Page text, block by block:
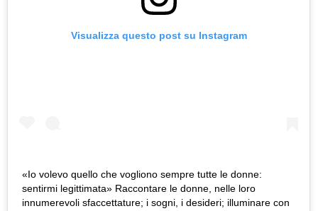
Visualizza questo post su Instagram
«Io volevo quello che vogliono sempre tutte le donne:
sentirmi legittimata» Raccontare le donne, nelle loro
innumerevoli sfaccettature; i sogni, i desideri; illuminare con